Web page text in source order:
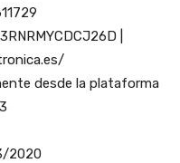
|
desde la plataforma
2020